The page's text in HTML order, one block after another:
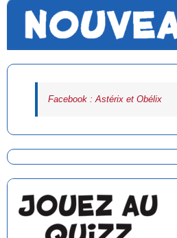
Facebook : Astérix et Obélix